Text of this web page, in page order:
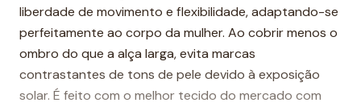
liberdade de movimento e flexibilidade, adaptando-se
perfeitamente ao corpo da mulher. Ao cobrir menos o
ombro do que a alça larga, evita marcas
contrastantes de tons de pele devido à exposição
solar. É feito com o melhor tecido do mercado com